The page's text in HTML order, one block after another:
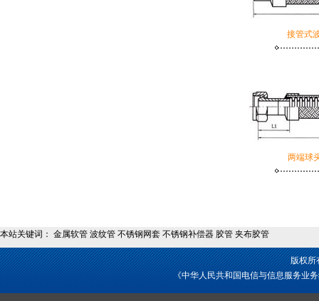
接管式
两端球
本站关键词： 金属软管 波纹管 不锈钢网套 不锈钢补偿器 胶管 夹布胶管
版权所
《中华人民共和国电信与信息服务业